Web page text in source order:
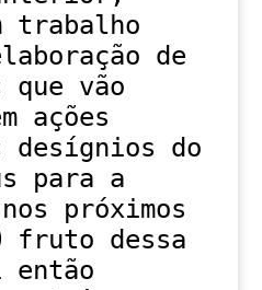
trabalho
de
que vão
ações
desígnios do
para a
próximos
fruto dessa